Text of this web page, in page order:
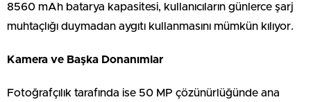
8560 mAh batarya kapasitesi, kullanıcıların günlerce şarj
muhtaçlığı duymadan aygıtı kullanmasını mümkün kılıyor.
Kamera ve Başka Donanımlar
Fotoğrafçılık tarafında ise 50 MP çözünürlüğünde ana